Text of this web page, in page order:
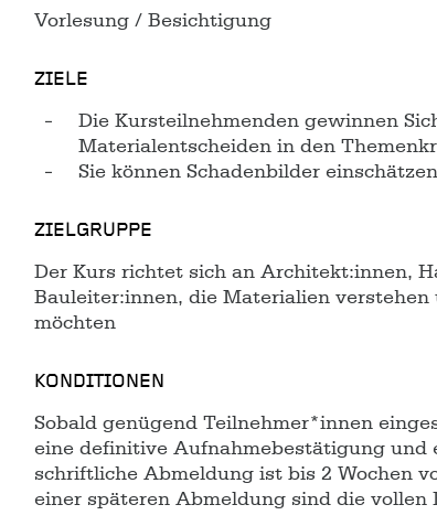
Vorlesung / Besichtigung
ZIELE
Die Kursteilnehmenden gewinnen
Materialentscheiden in den
Sie können Schadenbilder
ZIELGRUPPE
Der Kurs richtet sich an Architekt:innen,
Bauleiter:innen, die Materialien
möchten
KONDITIONEN
Sobald genügend Teilnehmer*innen
eine definitive Aufnahmebestätigung und
schriftliche Abmeldung ist bis 2 Wochen
einer späteren Abmeldung sind die vollen